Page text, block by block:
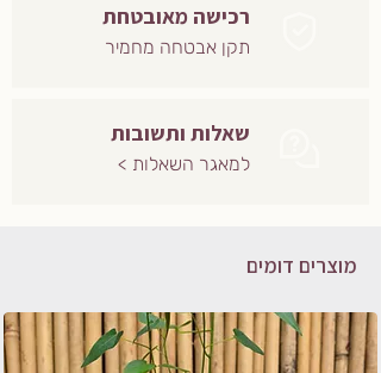
רכישה מאובטחת
תקן אבטחה מחמיר
שאלות ותשובות
למאגר השאלות >
מוצרים דומים